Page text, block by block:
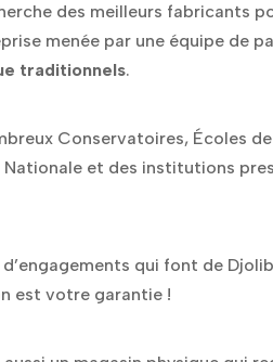
des meilleurs fabricants
menée par une équipe de
traditionnels.
Conservatoires, Écoles
et des institutions
qui font de
est votre garantie !